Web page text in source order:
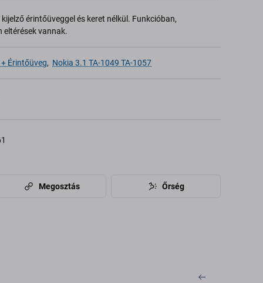
érintőüveggel és keret nélkül. Funkcióban,
eltérések vannak.
+ Érintőüveg, Nokia 3.1 TA-1049 TA-1057
Megosztás Őrség